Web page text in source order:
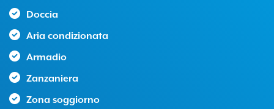
Doccia
Aria condizionata
Armadio
Zanzaniera
Zona soggiorno